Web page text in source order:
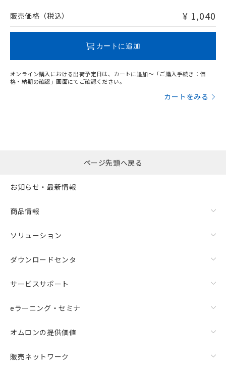
問い合わせください。
販売価格（税込） ¥ 1,040
カートに追加
オンライン購入における出荷予定日は、カートに追加～「ご購入手続き：価
格・納期の確認」画面にてご確認ください。
カートをみる
ページ先頭へ戻る
お知らせ・最新情報
商品情報
ソリューション
ダウンロードセンタ
サービスサポート
eラーニング・セミナ
オムロンの提供価値
販売ネットワーク